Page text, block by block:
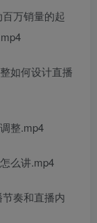
万销量的起
如何设计直播
整.mp4
么讲.mp4
奏和直播内